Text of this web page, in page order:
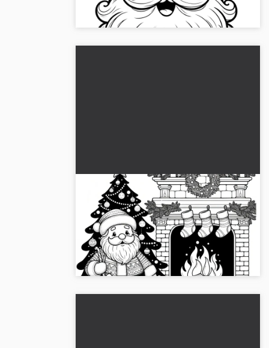
ilmaiseksi....
Joulupukki takan edessä kuusen
kanssa (Värityskuva)
Joulupukki seisoo takan edessä kirkkaan
joulukuusen edessä. 🎅 Hae ilmainen
jouluisen värityskuvan....